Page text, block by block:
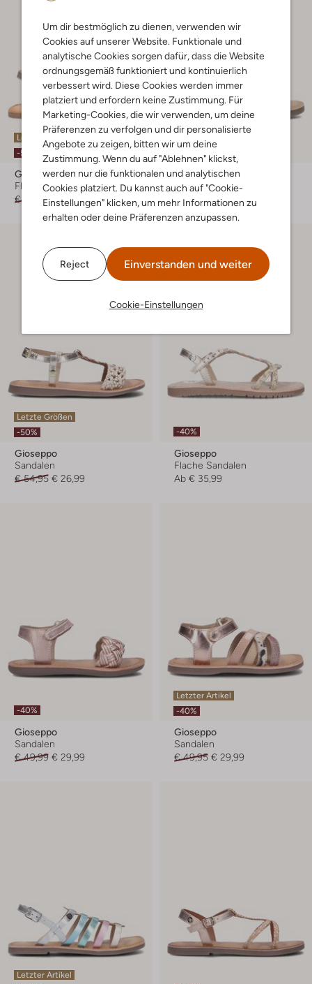
Um dir bestmöglich zu dienen, verwenden wir
Cookies auf unserer Website. Funktionale und
analytische Cookies sorgen dafür, dass die Website
ordnungsgemäß funktioniert und kontinuierlich
verbessert wird. Diese Cookies werden immer
platziert und erfordern keine Zustimmung. Für
Marketing-Cookies, die wir verwenden, um deine
Präferenzen zu verfolgen und dir personalisierte
Angebote zu zeigen, bitten wir um deine
Zustimmung. Wenn du auf "Ablehnen" klickst,
werden nur die funktionalen und analytischen
Cookies platziert. Du kannst auch auf "Cookie-
Einstellungen" klicken, um mehr Informationen zu
erhalten oder deine Präferenzen anzupassen.
Reject Einverstanden und weiter
Cookie-Einstellungen
Letzte Größen
-50%
Gioseppo
Flache Sandalen
€ 59,95 € 29,99
Gioseppo
Sandalen
€ 54,95 € 26,99
Letzte Größen
-50%
Gioseppo
Sandalen
€ 54,95 € 26,99
-40%
Gioseppo
Flache Sandalen
Ab € 35,99
-40%
Gioseppo
Sandalen
€ 49,99 € 29,99
Letzter Artikel
-40%
Gioseppo
Sandalen
€ 49,95 € 29,99
Letzter Artikel